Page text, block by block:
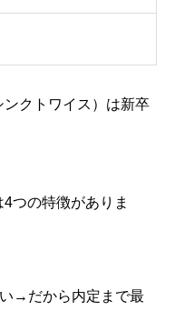
クトワイス）は新卒
つの特徴がありま
→だから内定まで最